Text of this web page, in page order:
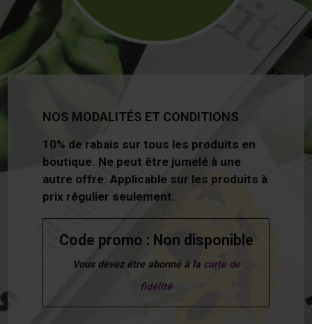
NOS MODALITÉS ET CONDITIONS
10% de rabais sur tous les produits en
boutique. Ne peut être jumelé à une
autre offre. Applicable sur les produits à
prix régulier seulement.
Code promo : Non disponible
Vous devez être abonné à la carte de
fidélité